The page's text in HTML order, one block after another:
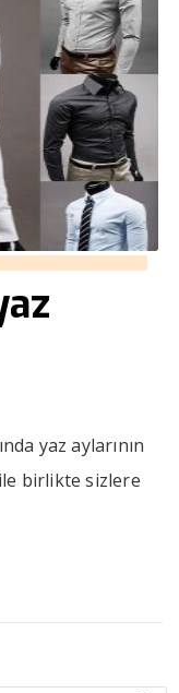
yaz aylarının
birlikte sizlere